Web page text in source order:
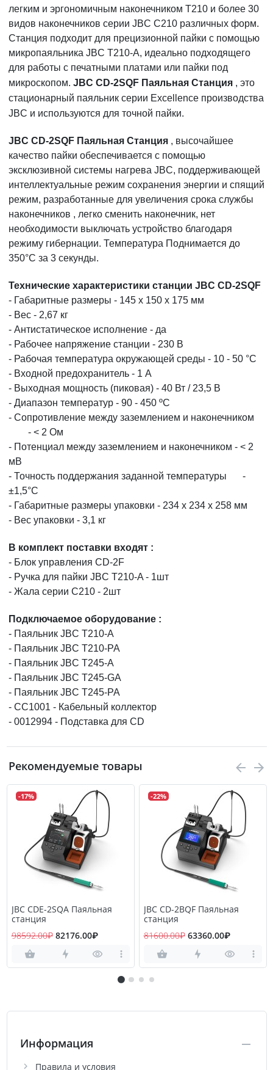
легким и эргономичным наконечником T210 и более 30
видов наконечников серии JBC C210 различных форм.
Станция подходит для прецизионной пайки с помощью
микропаяльника JBC T210-A, идеально подходящего
для работы с печатными платами или пайки под
микроскопом. JBC CD-2SQF Паяльная Станция , это
стационарный паяльник серии Excellence производства
JBC и используются для точной пайки.
JBC CD-2SQF Паяльная Станция , высочайшее
качество пайки обеспечивается с помощью
эксклюзивной системы нагрева JBC, поддерживающей
интеллектуальные режим сохранения энергии и спящий
режим, разработанные для увеличения срока службы
наконечников , легко сменить наконечник, нет
необходимости выключать устройство благодаря
режиму гибернации. Температура Поднимается до
350°C за 3 секунды.
Технические характеристики станции JBC CD-2SQF
- Габаритные размеры - 145 х 150 х 175 мм
- Вес - 2,67 кг
- Антистатическое исполнение - да
- Рабочее напряжение станции - 230 В
- Рабочая температура окружающей среды - 10 - 50 °C
- Входной предохранитель - 1 A
- Выходная мощность (пиковая) - 40 Вт / 23,5 В
- Диапазон температур - 90 - 450 ºC
- Cопротивление между заземлением и наконечником
- < 2 Ом
- Потенциал между заземлением и наконечником - < 2
мВ
- Точность поддержания заданной температуры
-
±1,5°С
- Габаритные размеры упаковки - 234 x 234 x 258 мм
- Вес упаковки - 3,1 кг
В комплект поставки входят :
- Блок управления CD-2F
- Ручка для пайки JBC T210-A - 1шт
- Жала серии С210 - 2шт
Подключаемое оборудование :
- Паяльник JBC T210-A
- Паяльник JBC T210-PA
- Паяльник JBC T245-A
- Паяльник JBC T245-GA
- Паяльник JBC T245-PA
- CC1001 - Кабельный коллектор
- 0012994 - Подставка для CD
Рекомендуемые товары
-17%
JBC CDE-2SQA Паяльная
станция
98592.00₽ 82176.00₽
-22%
JBC CD-2BQF Паяльная
станция
81600.00₽ 63360.00₽
Информация
Правила и условия